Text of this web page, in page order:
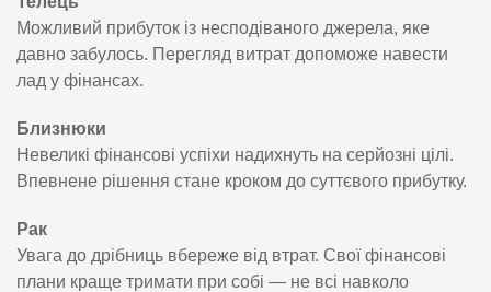
Можливий прибуток із несподіваного джерела, яке
давно забулось. Перегляд витрат допоможе навести
лад у фінансах.
Близнюки
Невеликі фінансові успіхи надихнуть на серйозні цілі.
Впевнене рішення стане кроком до суттєвого прибутку.
Рак
Увага до дрібниць вбереже від втрат. Свої фінансові
плани краще тримати при собі — не всі навколо